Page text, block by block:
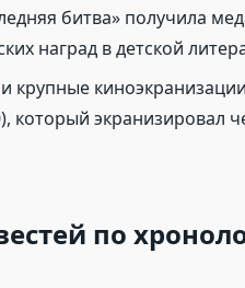
битва» получила
наград в детской
крупные
который экранизировал
по